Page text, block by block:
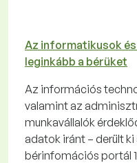
Az informatikusok
leginkább a bérüket
Az információs
valamint az
munkavállalók
adatok iránt – derült
bérinfomációs portál